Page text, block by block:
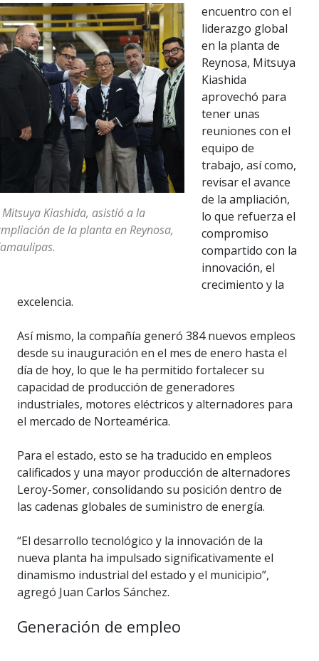
Mitsuya Kiashida, asistió a la
de la planta en Reynosa,
encuentro con el
liderazgo global
en la planta de
Reynosa, Mitsuya
Kiashida
aprovechó para
tener unas
reuniones con el
equipo de
trabajo, así como,
revisar el avance
de la ampliación,
lo que refuerza el
compromiso
compartido con la
innovación, el
crecimiento y la
excelencia.
Así mismo, la compañía generó 384 nuevos empleos
desde su inauguración en el mes de enero hasta el
día de hoy, lo que le ha permitido fortalecer su
capacidad de producción de generadores
industriales, motores eléctricos y alternadores para
el mercado de Norteamérica.
Para el estado, esto se ha traducido en empleos
calificados y una mayor producción de alternadores
Leroy-Somer, consolidando su posición dentro de
las cadenas globales de suministro de energía.
“El desarrollo tecnológico y la innovación de la
nueva planta ha impulsado significativamente el
dinamismo industrial del estado y el municipio”,
agregó Juan Carlos Sánchez.
Generación de empleo